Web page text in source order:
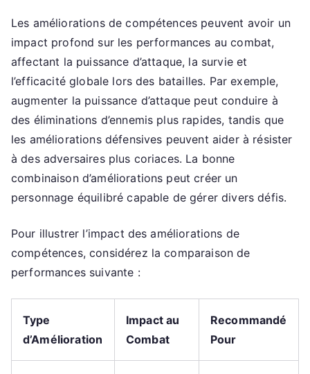
Les améliorations de compétences peuvent avoir un
impact profond sur les performances au combat,
affectant la puissance d’attaque, la survie et
l’efficacité globale lors des batailles. Par exemple,
augmenter la puissance d’attaque peut conduire à
des éliminations d’ennemis plus rapides, tandis que
les améliorations défensives peuvent aider à résister
à des adversaires plus coriaces. La bonne
combinaison d’améliorations peut créer un
personnage équilibré capable de gérer divers défis.
Pour illustrer l’impact des améliorations de
compétences, considérez la comparaison de
performances suivante :
Type
d’Amélioration
Impact au
Combat
Recommandé
Pour